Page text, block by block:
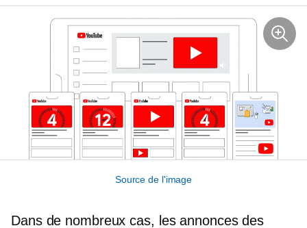
Source de l'image
Dans de nombreux cas, les annonces des